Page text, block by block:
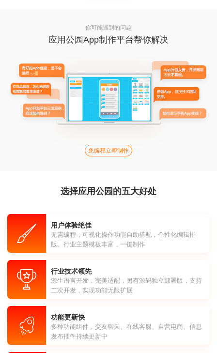
你可能遇到的问题
应用公园App制作平台帮你解决
免编程立即制作
选择应用公园的五大好处
用户体验绝佳
无需编程，可视化操作功能自助搭配，个性化编辑排
版。行业主题模板丰富，一键制作
行业技术领先
源生语言开发，完美适配，另有源码独立部署版，支持
二次开发，实现功能无限扩展
功能更新快
多种功能组件，交友聊天、在线客服、自营电商、信息
发布插件持续更新中